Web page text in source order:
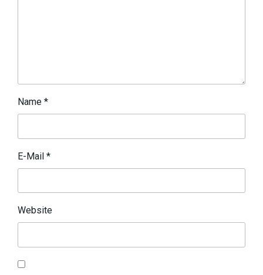
Name *
E-Mail *
Website